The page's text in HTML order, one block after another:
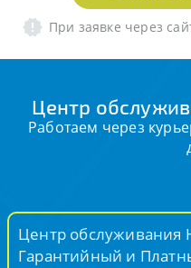
При заявке через
Центр
Работаем через
Центр обслуживания
Гарантийный и